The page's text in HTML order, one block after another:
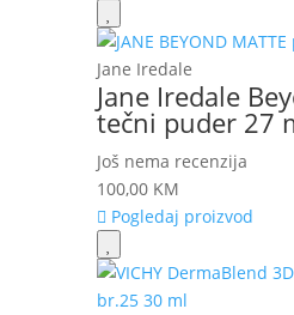
Jane Iredale
Jane Iredale
tečni puder 27
Još nema recenzija
100,00 KM
Pogledaj proizvod